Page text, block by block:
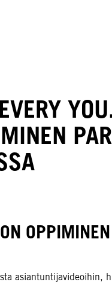
OPPIMINEN
asiantuntijavideoihin,